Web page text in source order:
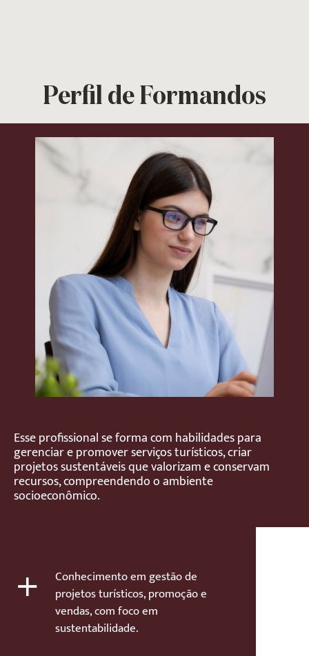
Perfil de Formandos
Esse profissional se forma com habilidades para
gerenciar e promover serviços turísticos, criar
projetos sustentáveis que valorizam e conservam
recursos, compreendendo o ambiente
socioeconômico.
+
Conhecimento em gestão de
projetos turísticos, promoção e
vendas, com foco em
sustentabilidade.